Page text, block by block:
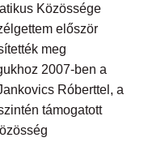
Közössége
először
meg
2007-ben a
Róberttel, a
támogatott